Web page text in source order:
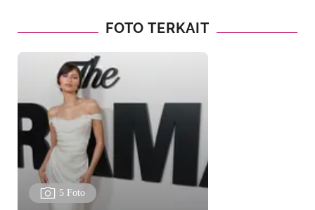
FOTO TERKAIT
5 Foto